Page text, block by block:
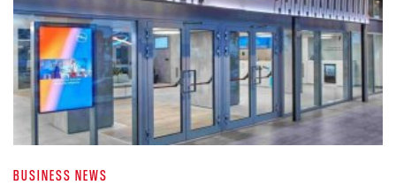
BUSINESS NEWS